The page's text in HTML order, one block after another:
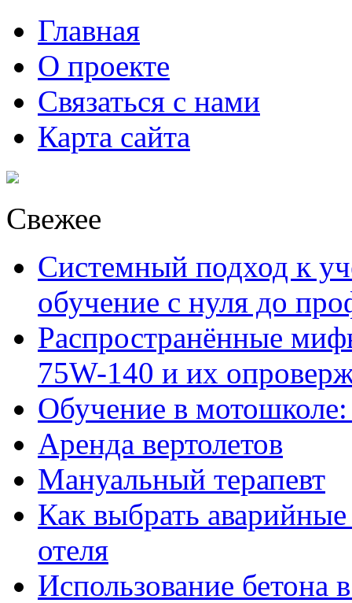
Главная
О проекте
Связаться с нами
Карта сайта
Свежее
Системный подход к
обучение с нуля до
Распространённые
75W-140 и их
Обучение в
Аренда вертолетов
Мануальный терапевт
Как выбрать
отеля
Использование бетона